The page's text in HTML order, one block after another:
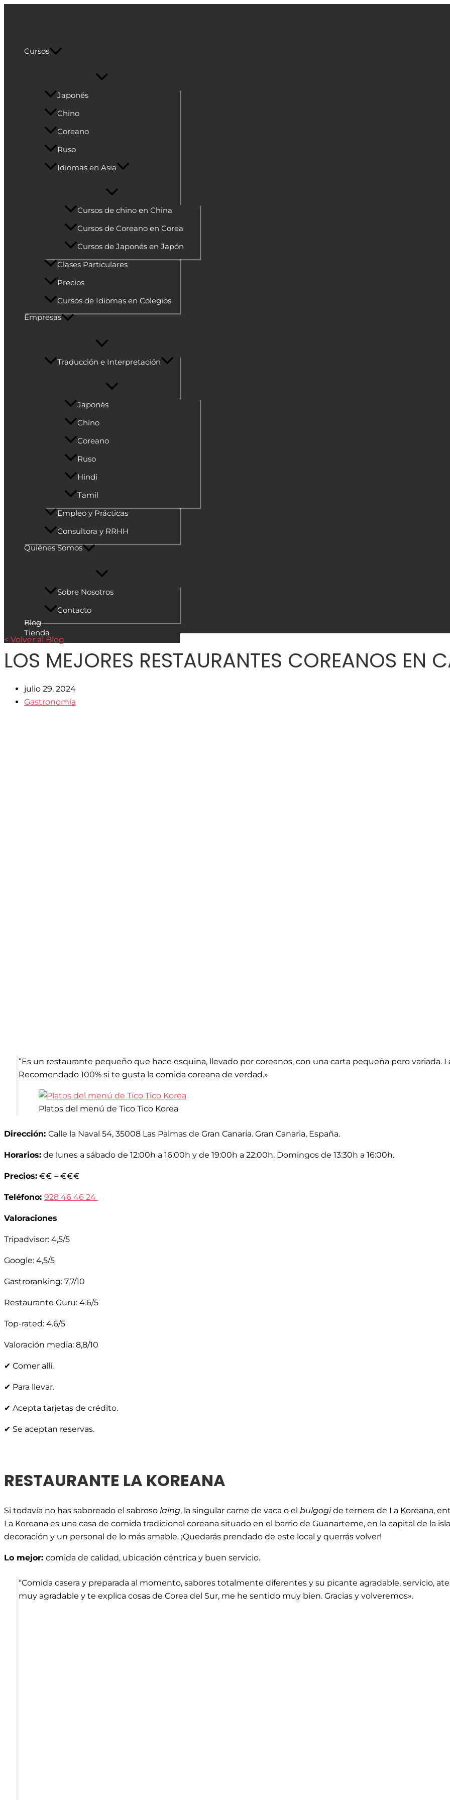
Ir
Cursos
Alternar
Japonés
Chino
Coreano
Ruso
Idiomas en Asia
Alternar
Cursos de chino en China
Cursos de Coreano en Corea
Cursos de Japonés en Japón
Clases Particulares
Precios
Cursos de Idiomas en Colegios
Empresas
Alternar
Traducción e Interpretación
Alternar
Japonés
Chino
Coreano
Ruso
Hindi
Tamil
Empleo y Prácticas
Consultora y RRHH
Quiénes Somos
Alternar
Sobre Nosotros
Contacto
Blog
Tienda
< Volver al Blog
LOS MEJORES RESTAURANTES COREANOS EN
julio 29, 2024
Gastronomía
“Es un restaurante pequeño que hace esquina, llevado por coreanos, con una carta pequeña pero variada.
Recomendado 100% si te gusta la comida coreana de verdad.»
Platos del menú de Tico Tico Korea
Dirección: Calle la Naval 54, 35008 Las Palmas de Gran Canaria. Gran Canaria, España.
Horarios: de lunes a sábado de 12:00h a 16:00h y de 19:00h a 22:00h. Domingos de 13:30h a 16:00h.
Precios: €€ – €€€
Teléfono: 928 46 46 24
Valoraciones
Tripadvisor: 4,5/5
Google: 4,5/5
Gastroranking: 7,7/10
Restaurante Guru: 4.6/5
Top-rated: 4.6/5
Valoración media: 8,8/10
✔ Comer allí.
✔ Para llevar.
✔ Acepta tarjetas de crédito.
✔ Se aceptan reservas.
RESTAURANTE LA KOREANA
Si todavía no has saboreado el sabroso laing, la singular carne de vaca o el bulgogide ternera de La Koreana,
La Koreana es una casa de comida tradicional coreana situado en el barrio de Guanarteme, en la capital de la
decoración y un personal de lo más amable. ¡Quedarás prendado de este local y querrás volver!
Lo mejor: comida de calidad, ubicación céntrica y buen servicio.
“Comida casera y preparada al momento, sabores totalmente diferentes y su picante agradable, servicio,
muy agradable y te explica cosas de Corea del Sur, me he sentido muy bien. Gracias y volveremos».